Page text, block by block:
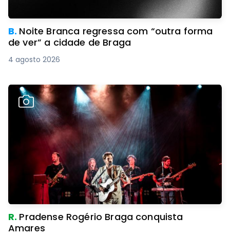
B. Noite Branca regressa com “outra forma
de ver” a cidade de Braga
4 agosto 2026
R. Pradense Rogério Braga conquista
Amares